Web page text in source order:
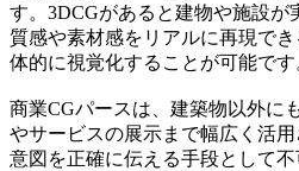
す。3DCGがあると建物や施設が
質感や素材感をリアルに再現で
体的に視覚化することが可能です
商業CGパースは、建築物以外に
やサービスの展示まで幅広く活
意図を正確に伝える手段として